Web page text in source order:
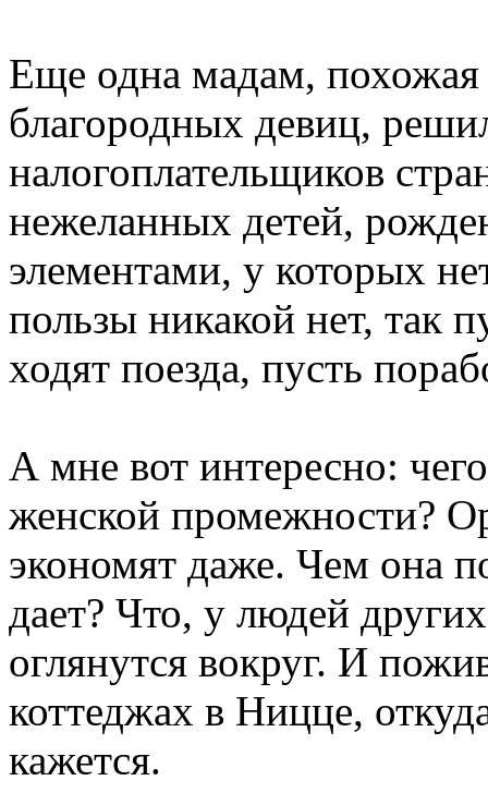
Еще одна мадам, похожая
благородных девиц,
налогоплательщиков
нежеланных детей,
элементами, у которых
пользы никакой нет, так
ходят поезда, пусть
А мне вот интересно:
женской промежности?
экономят даже. Чем она
дает? Что, у людей
оглянутся вокруг. И
коттеджах в Ницце,
кажется.